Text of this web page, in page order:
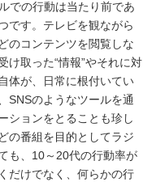
での行動は当たり前であ
です。テレビを観ながら
のコンテンツを閲覧しな
け取った“情報”やそれに対
体が、日常に根付いてい
SNSのようなツールを通
ションをとることも珍し
の番組を目的としてラジ
も、10～20代の行動率が
だけでなく、何らかの行